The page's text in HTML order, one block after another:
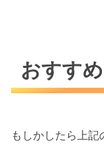
おすす
もしかしたら上